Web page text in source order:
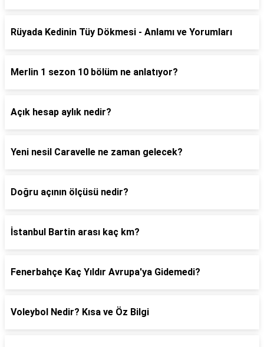
Rüyada Kedinin Tüy Dökmesi - Anlamı ve Yorumları
Merlin 1 sezon 10 bölüm ne anlatıyor?
Açık hesap aylık nedir?
Yeni nesil Caravelle ne zaman gelecek?
Doğru açının ölçüsü nedir?
İstanbul Bartin arası kaç km?
Fenerbahçe Kaç Yıldır Avrupa'ya Gidemedi?
Voleybol Nedir? Kısa ve Öz Bilgi